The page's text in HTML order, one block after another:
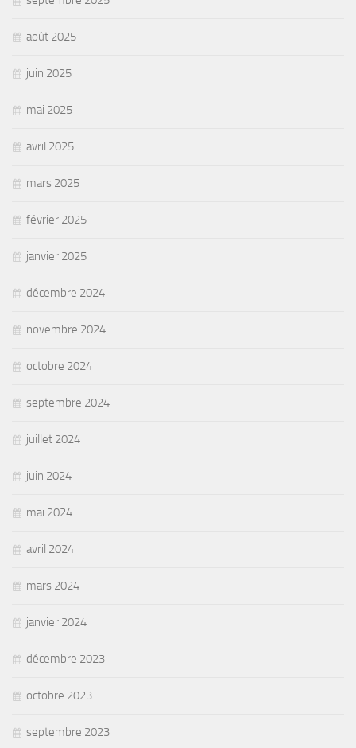
août 2025
juin 2025
mai 2025
avril 2025
mars 2025
février 2025
janvier 2025
décembre 2024
novembre 2024
octobre 2024
septembre 2024
juillet 2024
juin 2024
mai 2024
avril 2024
mars 2024
janvier 2024
décembre 2023
octobre 2023
septembre 2023